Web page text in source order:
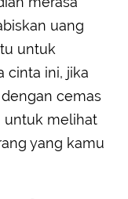
uang
untuk
cinta ini, jika
cemas
untuk melihat
yang kamu